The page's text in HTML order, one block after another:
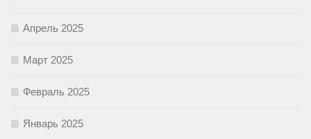
Апрель 2025
Март 2025
Февраль 2025
Январь 2025